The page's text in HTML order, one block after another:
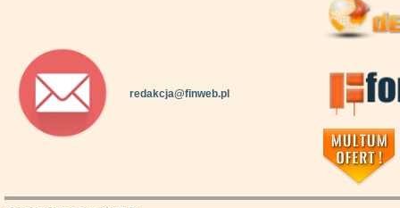
redakcja@finweb.pl